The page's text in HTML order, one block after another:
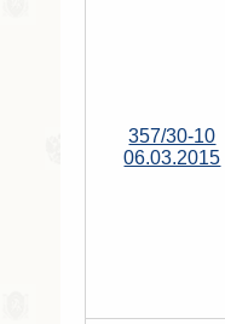
357/30-10
06.03.2015